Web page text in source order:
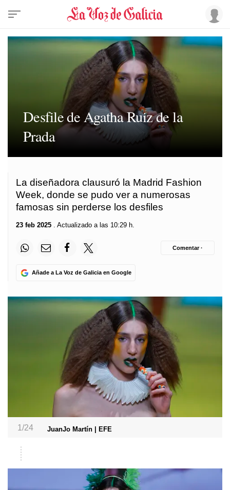
Desfile de Agatha Ruiz de la
Prada
La diseñadora clausuró la Madrid Fashion
Week, donde se pudo ver a numerosas
famosas sin perderse los desfiles
23 feb 2025 . Actualizado a las 10:29 h.
Añade a La Voz de Galicia en Google
Comentar ·
1/24 JuanJo Martín | EFE